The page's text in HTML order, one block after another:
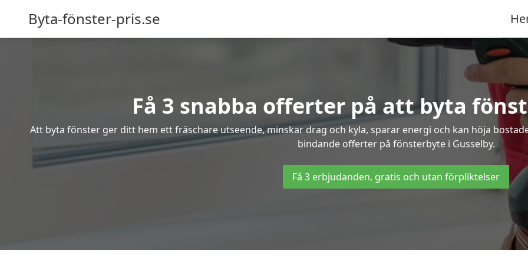
Byta-fönster-pris.se
Få 3 snabba offerter på att byta
Att byta fönster ger ditt hem ett fräschare utseende, minskar drag och kyla, sparar energi och kan höja
bindande offerter på fönsterbyte i Gusselby.
Få 3 erbjudanden, gratis och utan förpliktelser